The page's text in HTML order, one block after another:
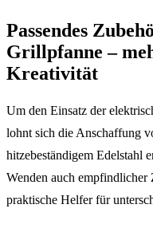
Passendes
Grillpfanne –
Kreativität
Um den Einsatz der
lohnt sich die Anschaffung
hitzebeständigem Edelstahl
Wenden auch empfindlicher
praktische Helfer für